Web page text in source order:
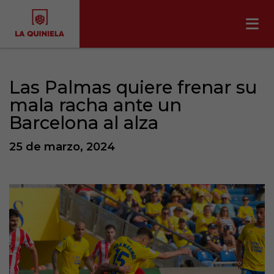
Las Palmas quiere frenar su
mala racha ante un
Barcelona al alza
25 de marzo, 2024